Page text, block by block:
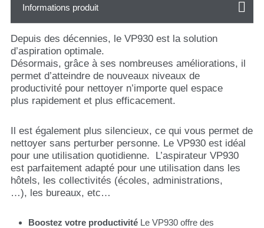
Informations produit
Depuis des décennies, le VP930 est la solution
d’aspiration optimale.
Désormais, grâce à ses nombreuses améliorations, il
permet d’atteindre de nouveaux niveaux de
productivité pour nettoyer n’importe quel espace
plus rapidement et plus efficacement.
Il est également plus silencieux, ce qui vous permet de
nettoyer sans perturber personne. Le VP930 est idéal
pour une utilisation quotidienne. L’aspirateur VP930
est parfaitement adapté pour une utilisation dans les
hôtels, les collectivités (écoles, administrations,
…), les bureaux, etc…
Boostez votre productivité Le VP930 offre des